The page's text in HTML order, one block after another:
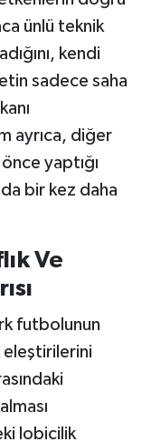
ünlü teknik
kendi
sadece saha
ayrıca, diğer
yaptığı
bir kez daha
Ve
futbolunun
eleştirilerini
lobicilik